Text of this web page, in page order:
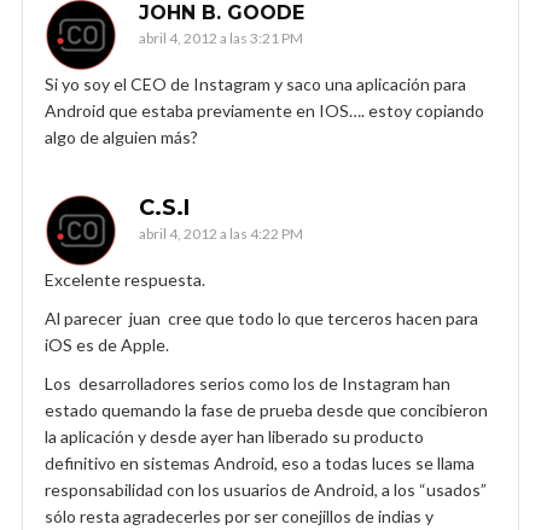
JOHN B. GOODE
abril 4, 2012 a las 3:21 PM
Si yo soy el CEO de Instagram y saco una aplicación para
Android que estaba previamente en IOS…. estoy copiando
algo de alguien más?
C.S.I
abril 4, 2012 a las 4:22 PM
Excelente respuesta.
Al parecer juan cree que todo lo que terceros hacen para
iOS es de Apple.
Los desarrolladores serios como los de Instagram han
estado quemando la fase de prueba desde que concibieron
la aplicación y desde ayer han liberado su producto
definitivo en sistemas Android, eso a todas luces se llama
responsabilidad con los usuarios de Android, a los “usados”
sólo resta agradecerles por ser conejillos de indias y